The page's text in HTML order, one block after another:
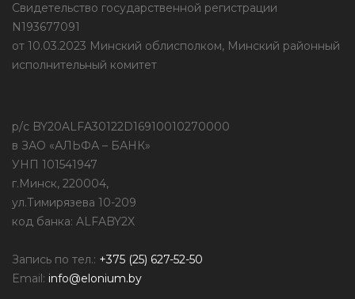
Свидетельство государственной регистрации
N193677091
от 10.03.2023 Минский облисполком, Минский районный
исполнительный комитет
р/с BY20ALFA30122D16910010270000
в ЗАО «АЛЬФА – БАНК»
УНП 101541947
г.Минск, 220004,
ул.Тимирязева 10-209
код банка: ALFABY2X
Запись по тел.: +375 (25) 627-52-50
Email: info@elonium.by